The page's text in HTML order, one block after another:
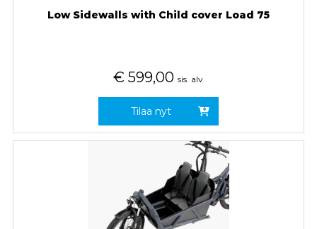
Low Sidewalls with Child cover Load 75
€ 599,00 sis. alv
Tilaa nyt